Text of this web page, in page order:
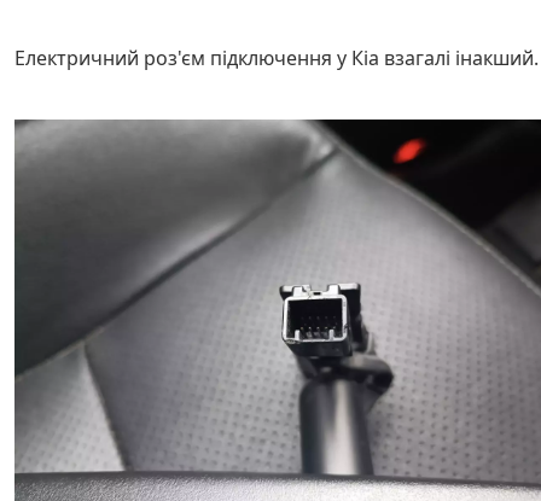
Електричний роз'єм підключення у Кіа взагалі інакший.